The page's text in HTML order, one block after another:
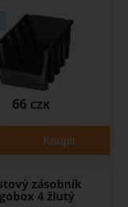
66 CZK
zásobník
4 žlutý